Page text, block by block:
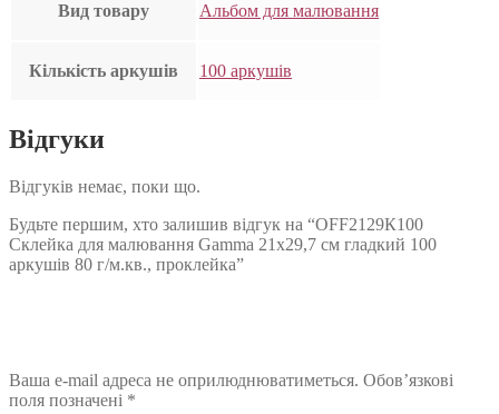
Вид товару Альбом для малювання
Кількість аркушів 100 аркушів
Відгуки
Відгуків немає, поки що.
Будьте першим, хто залишив відгук на “OFF2129К100
Склейка для малювання Gamma 21х29,7 см гладкий 100
аркушів 80 г/м.кв., проклейка”
Ваша e-mail адреса не оприлюднюватиметься. Обов’язкові
поля позначені *